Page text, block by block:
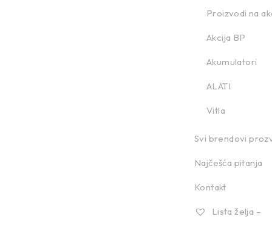
Proizvodi na
Akcija BP
Akumulatori
ALATI
Vitla
Svi brendovi
Najčešća pitanja
Kontakt
Lista želja –